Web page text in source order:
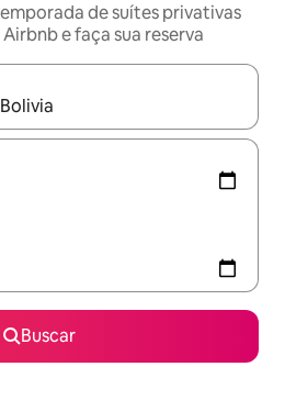
de suítes privativas
e faça sua reserva
disponíveis, explore-os
Buscar